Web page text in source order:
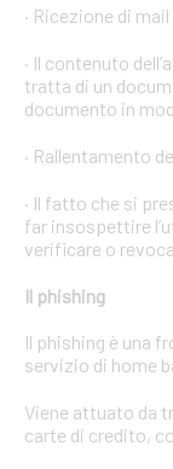
· Ricezione di
· Il contenuto
tratta di un
documento in
· Rallentamento
· Il fatto che si
far insospettire
verificare o
Il phishing
Il phishing è una
servizio di home
Viene attuato da
carte di credito,